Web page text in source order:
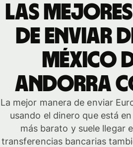
Las
de enviar
México
Andorra
La mejor manera de enviar
usando el dinero que está
más barato y suele llegar
transferencias bancarias